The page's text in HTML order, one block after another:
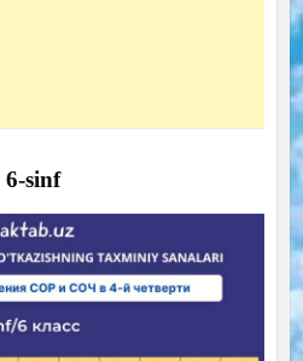
6-sinf